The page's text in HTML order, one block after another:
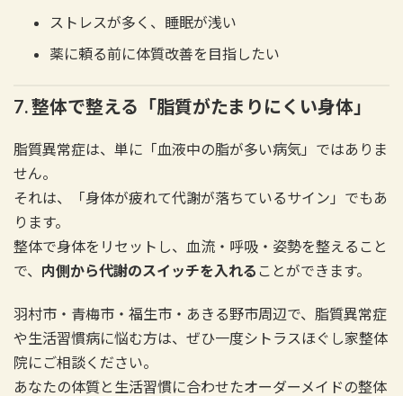
ストレスが多く、睡眠が浅い
薬に頼る前に体質改善を目指したい
7. 整体で整える「脂質がたまりにくい身体」
脂質異常症は、単に「血液中の脂が多い病気」ではありま
せん。
それは、「身体が疲れて代謝が落ちているサイン」でもあ
ります。
整体で身体をリセットし、血流・呼吸・姿勢を整えること
で、 内側から代謝のスイッチを入れる ことができます。
羽村市・青梅市・福生市・あきる野市周辺で、脂質異常症
や生活習慣病に悩む方は、ぜひ一度シトラスほぐし家整体
院にご相談ください。
あなたの体質と生活習慣に合わせたオーダーメイドの整体